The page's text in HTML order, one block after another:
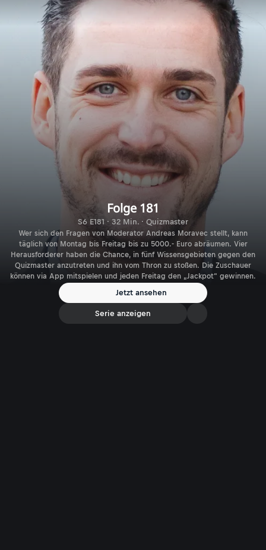
Folge 181
S6 E181 · 32 Min. · Quizmaster
Wer sich den Fragen von Moderator Andreas Moravec stellt, kann
täglich von Montag bis Freitag bis zu 5000.- Euro abräumen. Vier
Herausforderer haben die Chance, in fünf Wissensgebieten gegen den
Quizmaster anzutreten und ihn vom Thron zu stoßen. Die Zuschauer
können via App mitspielen und jeden Freitag den „Jackpot“ gewinnen.
Jetzt ansehen
Serie anzeigen